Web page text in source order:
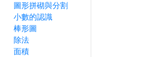
圖形拼砌與分割
小數的認識
棒形圖
除法
面積